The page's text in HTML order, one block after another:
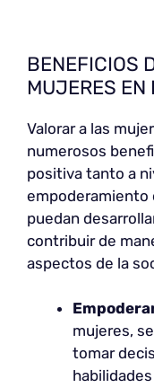
BENEFICIOS
MUJERES
Valorar a las
numerosos
positiva tanto a
empoderamiento
puedan
contribuir de
aspectos de la
mujeres,
tomar